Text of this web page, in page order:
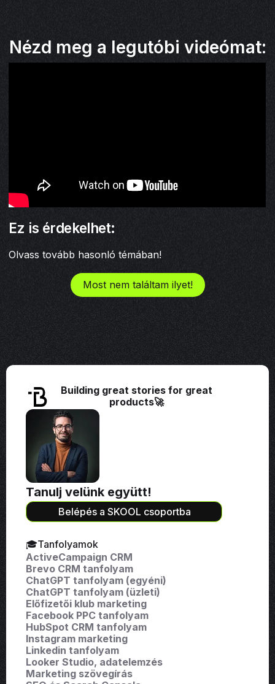
Nézd meg a legutóbi videómat:
Ez is érdekelhet:
Olvass tovább hasonló témában!
Most nem találtam ilyet!
Building great stories for great
products🚀
Tanulj velünk együtt!
Belépés a SKOOL csoportba
🎓Tanfolyamok
ActiveCampaign CRM
Brevo CRM tanfolyam
ChatGPT tanfolyam (egyéni)
ChatGPT tanfolyam (üzleti)
Előfizetői klub marketing
Facebook PPC tanfolyam
HubSpot CRM tanfolyam
Instagram marketing
Linkedin tanfolyam
Looker Studio, adatelemzés
Marketing szövegírás